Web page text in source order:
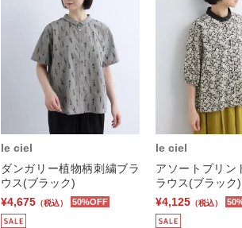
le ciel
ダンガリー植物柄刺繍ブラ
ウス(ブラック)
¥4,675 （税込） 50%OFF
le ciel
アソートプリ
ラウス(ブラック)
¥4,125 （税込）